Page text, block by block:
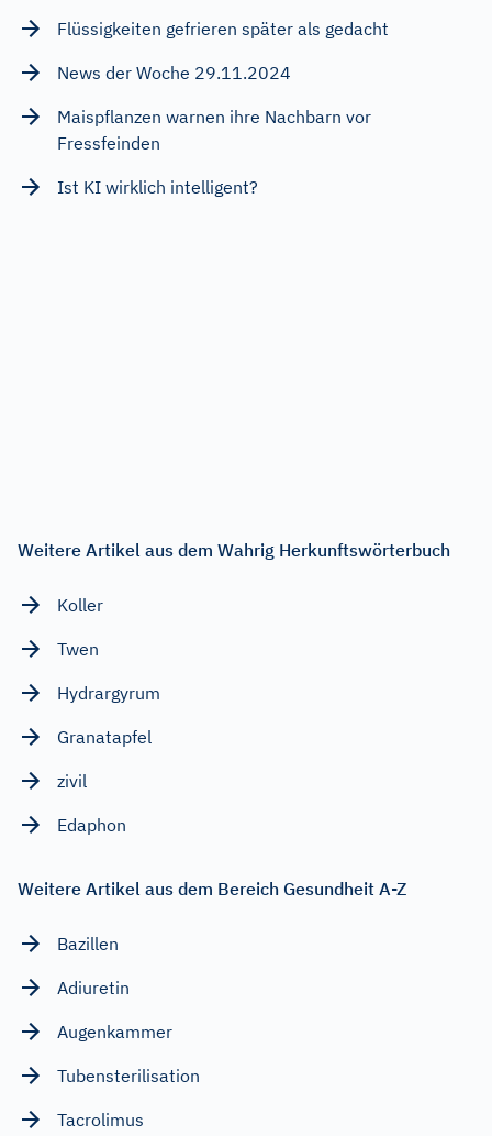
Flüssigkeiten gefrieren später als gedacht
News der Woche 29.11.2024
Maispflanzen warnen ihre Nachbarn vor
Fressfeinden
Ist KI wirklich intelligent?
Weitere Artikel aus dem Wahrig Herkunftswörterbuch
Koller
Twen
Hydrargyrum
Granatapfel
zivil
Edaphon
Weitere Artikel aus dem Bereich Gesundheit A-Z
Bazillen
Adiuretin
Augenkammer
Tubensterilisation
Tacrolimus